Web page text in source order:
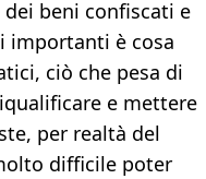
dei beni confiscati e
importanti è cosa
ciò che pesa di
e mettere
per realtà del
difficile poter